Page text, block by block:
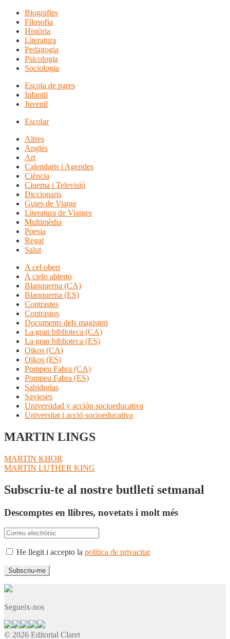
Biografies
Filosofia
Història
Literatura
Pedagogia
Psicologia
Sociologia
Escola de pares
Infantil
Juvenil
Escolar
Altres
Anglès
Art
Calendaris i Agendes
Ciència
Cinema i Televisió
Diccionaris
Guies de Viatge
Literatura de Viatges
Multimèdia
Poesia
Regal
Salut
A cel obert
A cielo abierto
Blanquerna (CA)
Blanquerna (ES)
Contrastes
Contrastos
Documents dels magisteri
La gran biblioteca (CA)
La gran biblioteca (ES)
Oikos (CA)
Oikos (ES)
Pompeu Fabra (CA)
Pompeu Fabra (ES)
Sabidurías
Savieses
Universidad y acción socioeducativa
Universitat i acció socioeducativa
MARTIN LINGS
Navegació
d'entrades
Entrada
anterior:
MARTIN KHOR
Pròxima
MARTIN LUTHER KING
Subscriu-te al nostre butlletí setmanal
Descomptes en llibres, novetats i molt més
He llegit i accepto la política de privacitat
Segueix-nos
© 2026 Editorial Claret